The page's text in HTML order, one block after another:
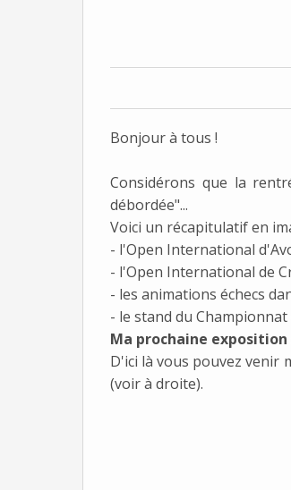
Bonjour à tous !
Considérons que la
débordée"...
Voici un récapitulatif en
- l'Open International
- l'Open International de
- les animations échecs
- le stand du Championnat
Ma prochaine exposition
D'ici là vous pouvez venir
(voir à droite).